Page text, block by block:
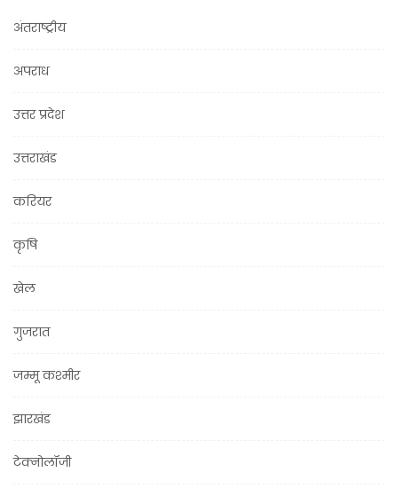
अंतराष्ट्रीय
अपराध
उत्तर प्रदेश
उत्तराखंड
करियर
कृषि
खेल
गुजरात
जम्मू कश्मीर
झारखंड
टेक्नोलॉजी